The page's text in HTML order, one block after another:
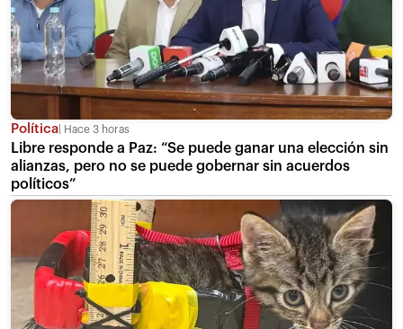
Política Hace 3 horas
Libre responde a Paz: “Se puede ganar una elección sin
alianzas, pero no se puede gobernar sin acuerdos
políticos”